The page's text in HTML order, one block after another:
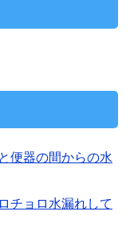
便器の間からの水
チョロ水漏れして